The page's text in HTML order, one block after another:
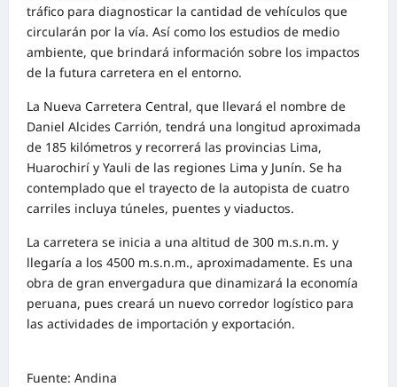
tráfico para diagnosticar la cantidad de vehículos que
circularán por la vía. Así como los estudios de medio
ambiente, que brindará información sobre los impactos
de la futura carretera en el entorno.
La Nueva Carretera Central, que llevará el nombre de
Daniel Alcides Carrión, tendrá una longitud aproximada
de 185 kilómetros y recorrerá las provincias Lima,
Huarochirí y Yauli de las regiones Lima y Junín. Se ha
contemplado que el trayecto de la autopista de cuatro
carriles incluya túneles, puentes y viaductos.
La carretera se inicia a una altitud de 300 m.s.n.m. y
llegaría a los 4500 m.s.n.m., aproximadamente. Es una
obra de gran envergadura que dinamizará la economía
peruana, pues creará un nuevo corredor logístico para
las actividades de importación y exportación.
Fuente: Andina